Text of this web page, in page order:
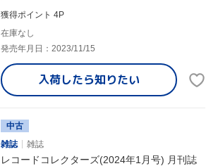
獲得ポイント 4P
在庫なし
発売年月日：2023/11/15
入荷したら知りたい
中古
雑誌
雑誌
レコードコレクターズ(2024年1月号) 月刊誌